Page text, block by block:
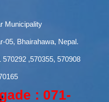
Municipality
05, Bhairahawa, Nepal.
570292 ,570355, 570908
: 071-